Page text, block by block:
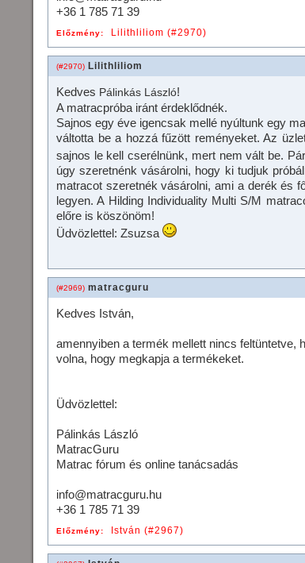
+36 1 785 71 39
Előzmény: Lilithliliom (#2970)
(#2970) Lilithliliom
Kedves Pálinkás László!
A matracpróba iránt érdeklődnék.
Sajnos egy éve igencsak mellé nyúltunk egy
váltotta be a hozzá fűzött reményeket. Az
sajnos le kell cserélnünk, mert nem vált be.
úgy szeretnénk vásárolni, hogy ki tudjuk
matracot szeretnék vásárolni, ami a derék és
legyen. A Hilding Individuality Multi S/M
előre is köszönöm!
Üdvözlettel: Zsuzsa
(#2969) matracguru
Kedves István,
amennyiben a termék mellett nincs feltüntetve,
volna, hogy megkapja a termékeket.
Üdvözlettel:
Pálinkás László
MatracGuru
Matrac fórum és online tanácsadás
info@matracguru.hu
+36 1 785 71 39
Előzmény: István (#2967)